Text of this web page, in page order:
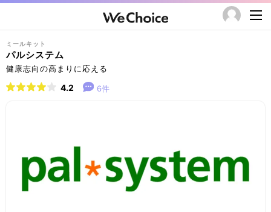
ミールキット
パルシステム
健康志向の高まりに応える
4.2 6件